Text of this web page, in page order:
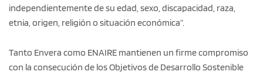
independientemente de su edad, sexo, discapacidad, raza,
etnia, origen, religión o situación económica”.
Tanto Envera como ENAIRE mantienen un firme compromiso
con la consecución de los Objetivos de Desarrollo Sostenible